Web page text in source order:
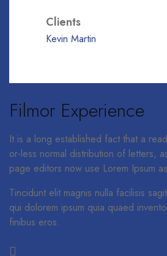
Clients
Kevin Martin
Filmor Experience
It is a long established fact that a
or-less normal distribution of letters,
page editors now use Lorem Ipsum
Tincidunt elit magnis nulla facilisis
qui dolorem ipsum quia quaed
finibus eros.